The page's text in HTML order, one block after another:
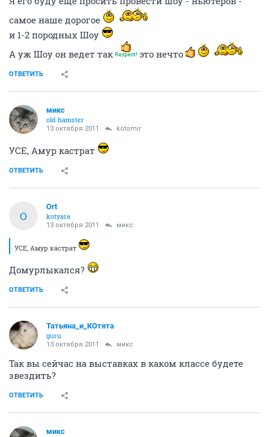
самое наше дорогое
и 1-2 породных Шоу
А уж Шоу он ведет так
это нечто
ОТВЕТИТЬ
микс
old hamster
13 октября 2011 kotomir
УСЕ, Амур кастрат
ОТВЕТИТЬ
O
Ort
kotyara
13 октября 2011 микс
УСЕ, Амур кастрат
Домурлыкался?
ОТВЕТИТЬ
Татьяна_и_КОтята
guru
13 октября 2011 микс
Так вы сейчас на выставках в каком классе будете
звездить?
ОТВЕТИТЬ
микс